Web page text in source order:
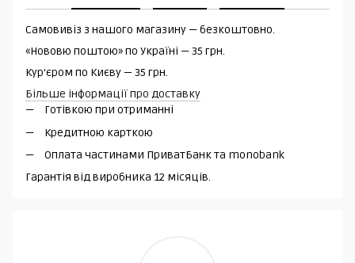
Самовивіз з нашого магазину — безкоштовно.
«Нововю поштою» по Україні — 35 грн.
Кур'єром по Києву — 35 грн.
Більше інформації про доставку
Готівкою при отриманні
Кредитною карткою
Оплата частинами ПриватБанк та monobank
Гарантія від виробника 12 місяців.